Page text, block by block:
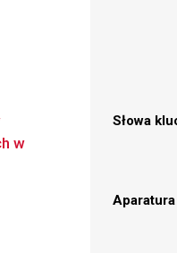
Słowa
Aparatura
w